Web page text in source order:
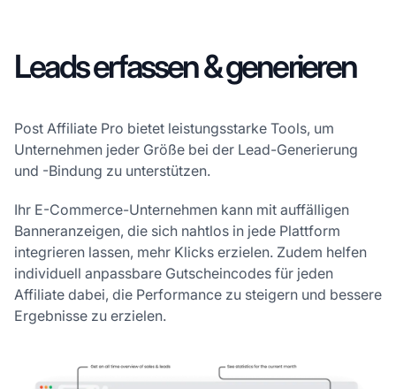
Leads erfassen & generieren
Post Affiliate Pro bietet leistungsstarke Tools, um
Unternehmen jeder Größe bei der Lead-Generierung
und -Bindung zu unterstützen.
Ihr E-Commerce-Unternehmen kann mit auffälligen
Banneranzeigen, die sich nahtlos in jede Plattform
integrieren lassen, mehr Klicks erzielen. Zudem helfen
individuell anpassbare Gutscheincodes für jeden
Affiliate dabei, die Performance zu steigern und bessere
Ergebnisse zu erzielen.